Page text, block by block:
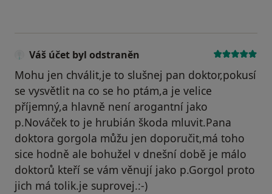
Váš účet byl odstraněn
Mohu jen chválit,je to slušnej pan doktor,pokusí
se vysvětlit na co se ho ptám,a je velice
příjemný,a hlavně není arogantní jako
p.Nováček to je hrubián škoda mluvit.Pana
doktora gorgola můžu jen doporučit,má toho
sice hodně ale bohužel v dnešní době je málo
doktorů kteří se vám věnují jako p.Gorgol proto
jich má tolik.je suprovej.:-)